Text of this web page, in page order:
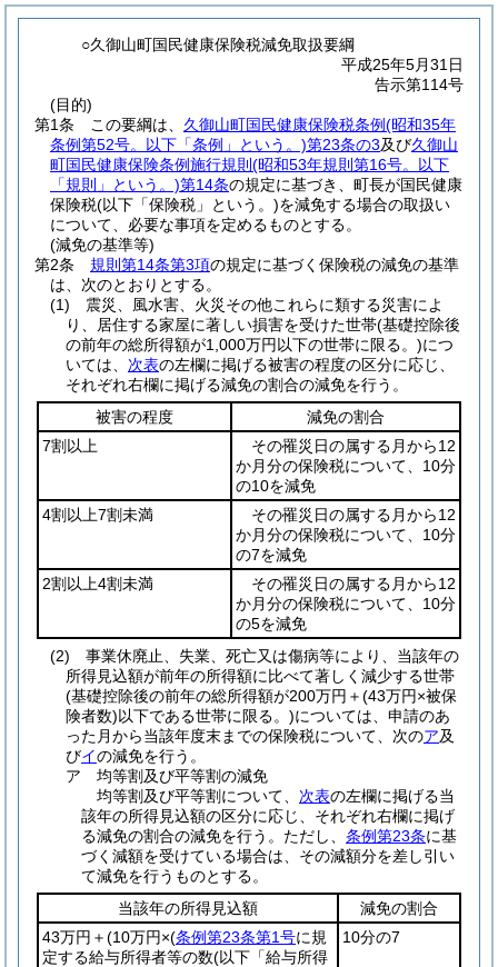
○久御山町国民健康保険税減免取扱要綱
平成25年5月31日
告示第114号
(目的)
第1条
この要綱は、 久御山町国民健康保険税条例(昭和35年
条例第52号。以下「条例」という。)第23条の3及び久御山
町国民健康保険条例施行規則 (昭和53年規則第16号。以下
「規則」という。)第14条の規定に基づき、町長が国民健康
保険税(以下「保険税」という。)を減免する場合の取扱い
について、必要な事項を定めるものとする。
(減免の基準等)
第2条
規則第14条第3項の規定に基づく保険税の減免の基準
は、次のとおりとする。
(1)
震災、風水害、火災その他これらに類する災害によ
り、居住する家屋に著しい損害を受けた世帯(基礎控除後
の前年の総所得額が1,000万円以下の世帯に限る。)につ
いては、 次表の左欄に掲げる被害の程度の区分に応じ、
それぞれ右欄に掲げる減免の割合の減免を行う。
被害の程度
減免の割合
7割以上
その罹災日の属する月から12
か月分の保険税について、10分
の10を減免
4割以上7割未満
その罹災日の属する月から12
か月分の保険税について、10分
の7を減免
2割以上4割未満
その罹災日の属する月から12
か月分の保険税について、10分
の5を減免
(2)
事業休廃止、失業、死亡又は傷病等により、当該年の
所得見込額が前年の所得額に比べて著しく減少する世帯
(基礎控除後の前年の総所得額が200万円＋(43万円×被保
険者数)以下である世帯に限る。)については、申請のあ
った月から当該年度末までの保険税について、次のア及
びイの減免を行う。
ア
均等割及び平等割の減免
均等割及び平等割について、 次表の左欄に掲げる当
該年の所得見込額の区分に応じ、それぞれ右欄に掲げ
る減免の割合の減免を行う。ただし、 条例第23条に基
づく減額を受けている場合は、その減額分を差し引い
て減免を行うものとする。
当該年の所得見込額
減免の割合
43万円＋(10万円×(条例第23条第1号に規
定する給与所得者等の数(以下「給与所得
10分の7